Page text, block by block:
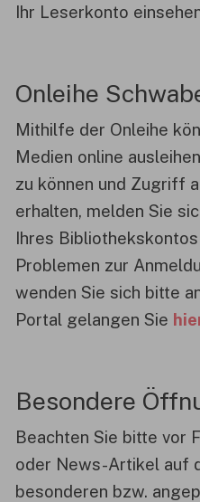
Ihr Leserkonto
Onleihe
Mithilfe der Onleihe
Medien online
zu können und Zugriff
erhalten, melden Sie
Ihres
Problemen zur
wenden Sie sich bitte
Portal gelangen Sie
Besondere
Beachten Sie bitte vor
oder News-Artikel auf
besonderen bzw.